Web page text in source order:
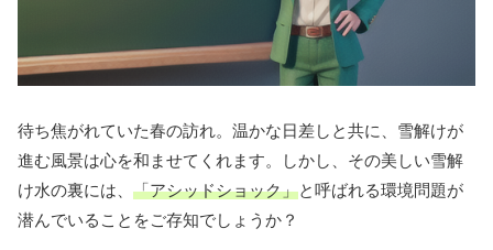
待ち焦がれていた春の訪れ。温かな日差しと共に、雪解けが
進む風景は心を和ませてくれます。しかし、その美しい雪解
け水の裏には、 「アシッドショック」と呼ばれる環境問題が
潜んでいることをご存知でしょうか？